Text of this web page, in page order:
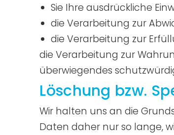
Sie Ihre ausdrückliche
die Verarbeitung zur
die Verarbeitung zur
die Verarbeitung zur
überwiegendes
Löschung bzw.
Wir halten uns an die
Daten daher nur so lange,